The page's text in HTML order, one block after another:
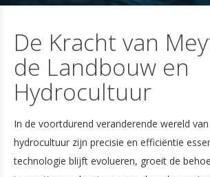
De Kracht van
de Landbouw en
Hydrocultuur
In de voortdurend veranderende wereld
hydrocultuur zijn precisie en efficiëntie
technologie blijft evolueren, groeit de